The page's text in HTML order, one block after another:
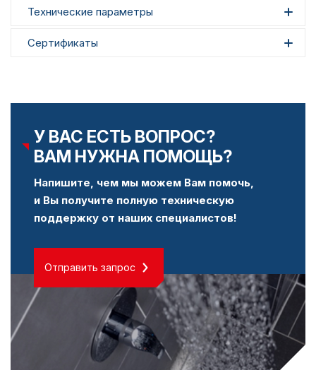
Технические параметры
Сертификаты
У ВАС ЕСТЬ ВОПРОС?
ВАМ НУЖНА ПОМОЩЬ?
Напишите, чем мы можем Вам помочь,
и Вы получите полную техническую
поддержку от наших специалистов!
Отправить запрос